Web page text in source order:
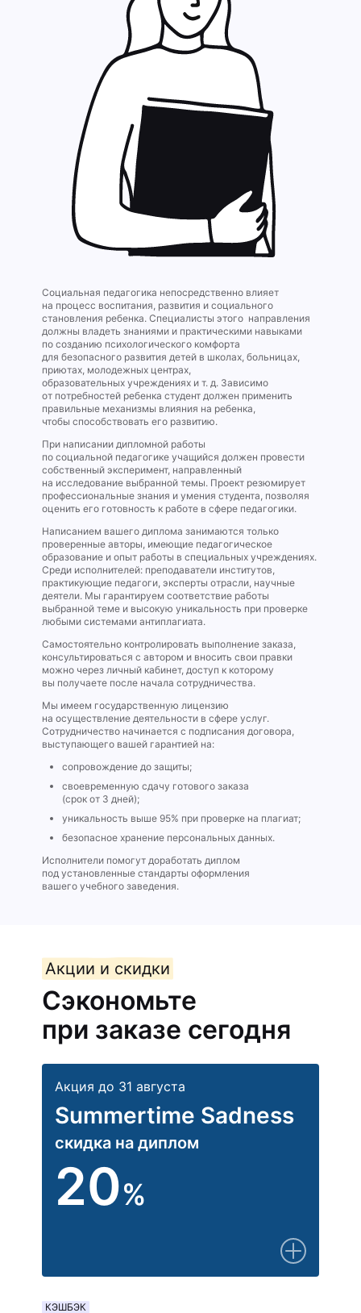
Социальная педагогика непосредственно влияет
на процесс воспитания, развития и социального
становления ребенка. Специалисты этого направления
должны владеть знаниями и практическими навыками
по созданию психологического комфорта
для безопасного развития детей в школах, больницах,
приютах, молодежных центрах,
образовательных учреждениях и т. д. Зависимо
от потребностей ребенка студент должен применить
правильные механизмы влияния на ребенка,
чтобы способствовать его развитию.
При написании дипломной работы
по социальной педагогике учащийся должен провести
собственный эксперимент, направленный
на исследование выбранной темы. Проект резюмирует
профессиональные знания и умения студента, позволяя
оценить его готовность к работе в сфере педагогики.
Написанием вашего диплома занимаются только
проверенные авторы, имеющие педагогическое
образование и опыт работы в специальных учреждениях.
Среди исполнителей: преподаватели институтов,
практикующие педагоги, эксперты отрасли, научные
деятели. Мы гарантируем соответствие работы
выбранной теме и высокую уникальность при проверке
любыми системами антиплагиата.
Самостоятельно контролировать выполнение заказа,
консультироваться с автором и вносить свои правки
можно через личный кабинет, доступ к которому
вы получаете после начала сотрудничества.
Мы имеем государственную лицензию
на осуществление деятельности в сфере услуг.
Сотрудничество начинается с подписания договора,
выступающего вашей гарантией на:
сопровождение до защиты;
своевременную сдачу готового заказа
(срок от 3 дней);
уникальность выше 95% при проверке на плагиат;
безопасное хранение персональных данных.
Исполнители помогут доработать диплом
под установленные стандарты оформления
вашего учебного заведения.
Акции и скидки
Сэкономьте
при заказе сегодня
Акция до 31 августа
Summertime Sadness
скидка на диплом
20%
КЭШБЭК